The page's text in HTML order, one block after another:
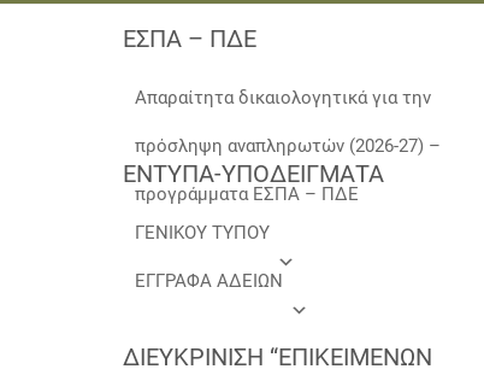
ΕΣΠΑ – ΠΔΕ
Απαραίτητα δικαιολογητικά για την
πρόσληψη αναπληρωτών (2026-27) –
προγράμματα ΕΣΠΑ – ΠΔΕ
ΕΝΤΥΠΑ-ΥΠΟΔΕΙΓΜΑΤΑ
ΓΕΝΙΚΟΥ ΤΥΠΟΥ
ΕΓΓΡΑΦΑ ΑΔΕΙΩΝ
ΔΙΕΥΚΡΊΝΙΣΗ “ΕΠΙΚΕΊΜΕΝΩΝ